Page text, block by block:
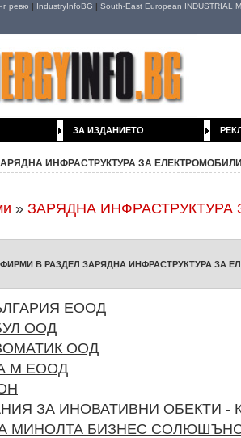
ревю | IndustryInfoBG | South-East European INDUSTRIAL
ЗА ИЗДАНИЕТО
ИНФРАСТРУКТУРА ЗА
» ЗАРЯДНА
ФИРМИ В РАЗДЕЛ ЗАРЯДНА ИНФРАСТРУКТУРА ЗА
EOOД
ООД
ООД
М ЕООД
ЗА ИНОВАТИВНИ ОБЕКТИ -
МИНОЛТА БИЗНЕС